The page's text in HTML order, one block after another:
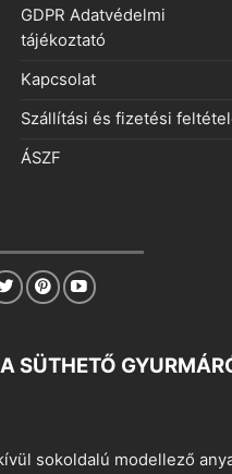
GDPR Adatvédelmi
tájékoztató
Kapcsolat
Szállítási és fizetési
ÁSZF
SÜTHETŐ
sokoldalú modellező